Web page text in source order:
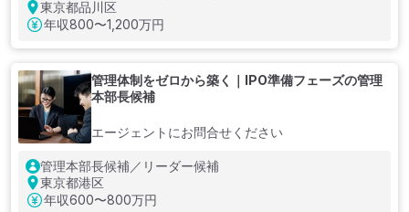
東京都品川区
年収800〜1,200万円
管理体制をゼロから築く｜IPO準備フェーズの管理
本部長候補
エージェントにお問合せください
管理本部長候補／リーダー候補
東京都港区
年収600〜800万円